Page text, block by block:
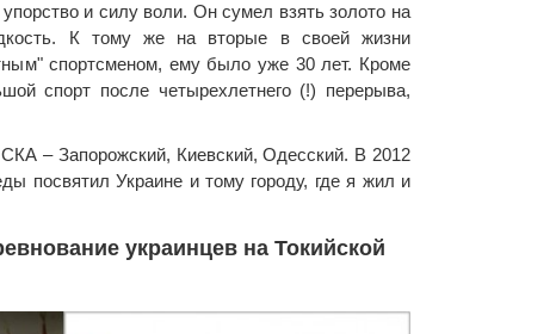
и силу воли. Он сумел взять золото на
К тому же на вторые в своей жизни
спортсменом, ему было уже 30 лет. Кроме
спорт после четырехлетнего (!) перерыва,
– Запорожский, Киевский, Одесский. В 2012
посвятил Украине и тому городу, где я жил и
украинцев на Токийской